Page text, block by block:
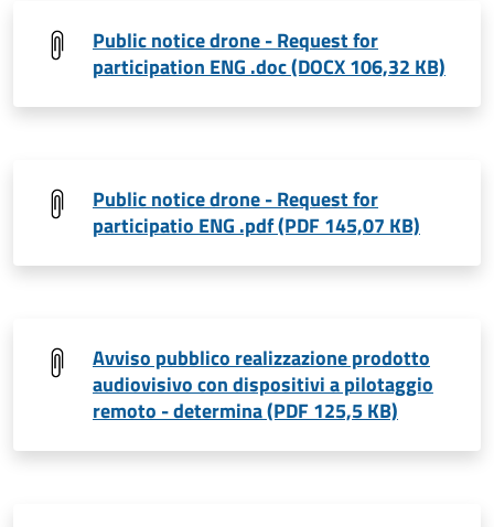
Public notice drone - Request for
participation ENG .doc (DOCX 106,32 KB)
Public notice drone - Request for
participatio ENG .pdf (PDF 145,07 KB)
Avviso pubblico realizzazione prodotto
audiovisivo con dispositivi a pilotaggio
remoto - determina (PDF 125,5 KB)